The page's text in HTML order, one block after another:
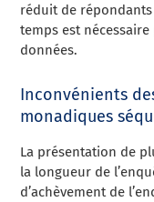
réduit de
temps est
données.
Inconvénients
monadiques
La présentation de
la longueur de
d’achèvement de